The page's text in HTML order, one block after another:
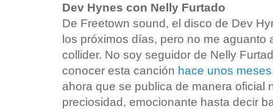
Dev Hynes con Nelly Furtado
De Freetown sound, el disco de Dev
los próximos días, pero no me aguanto
collider. No soy seguidor de Nelly
conocer esta canción hace unos meses
ahora que se publica de manera oficial
preciosidad, emocionante hasta decir